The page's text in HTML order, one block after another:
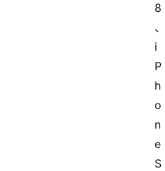
8
、
i
P
h
o
n
e
S